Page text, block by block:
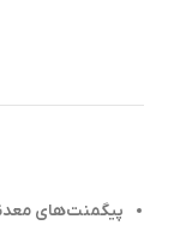
پیگمنت‌های